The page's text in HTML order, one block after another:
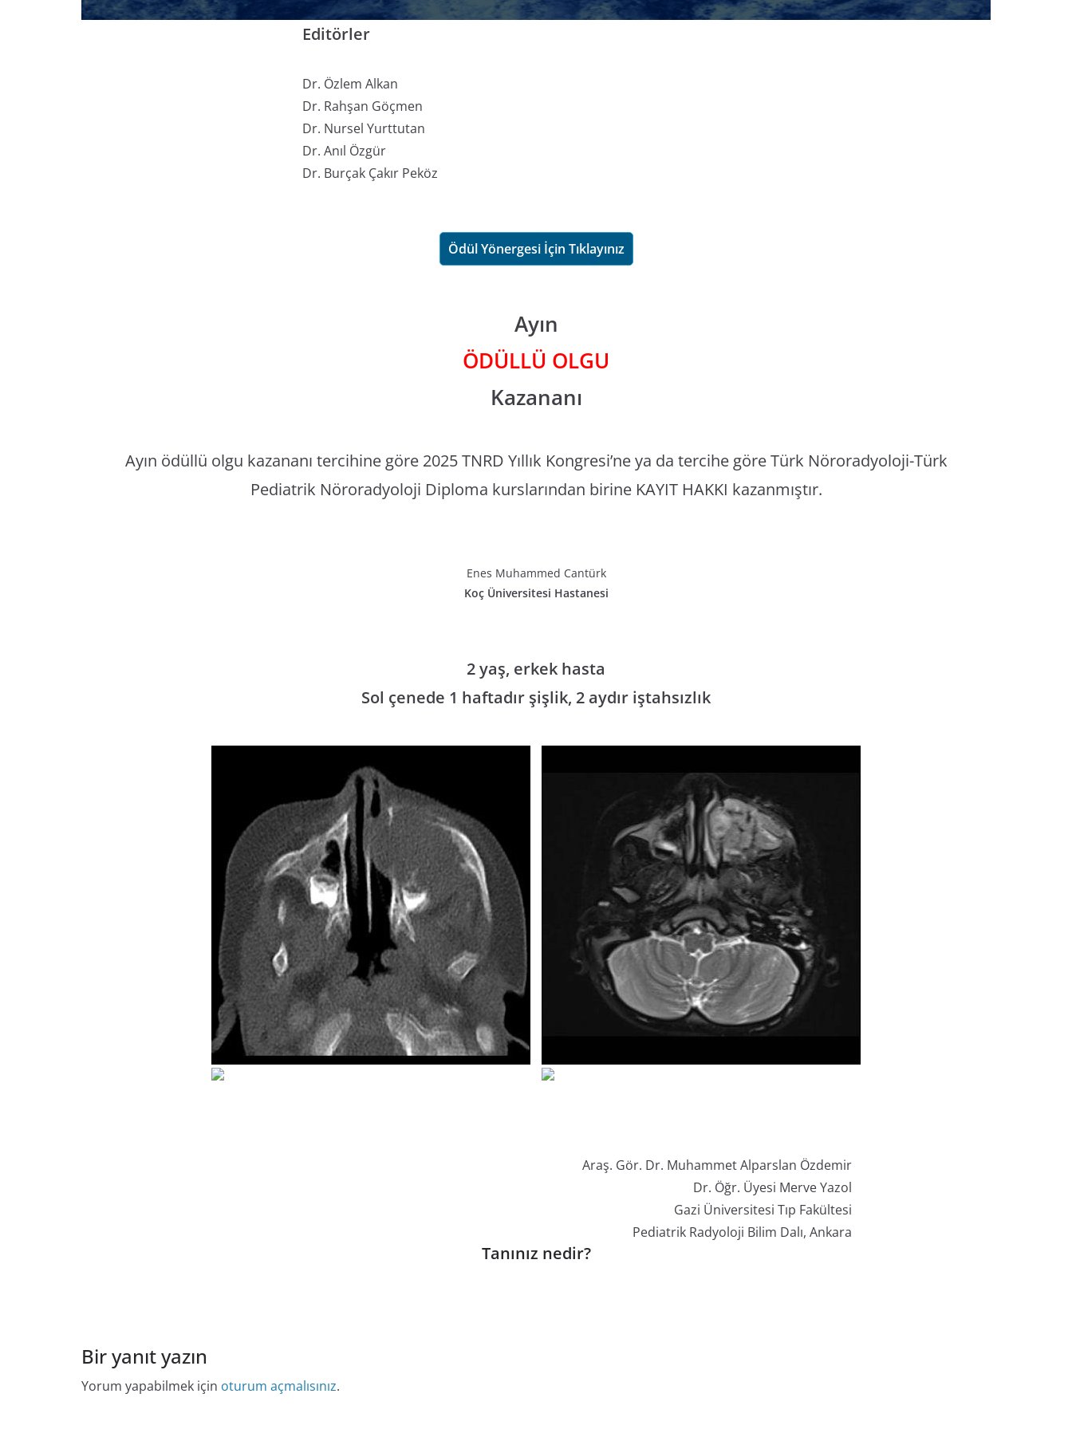
Editörler
Dr. Özlem Alkan
Dr. Rahşan Göçmen
Dr. Nursel Yurttutan
Dr. Anıl Özgür
Dr. Burçak Çakır Peköz
Ödül Yönergesi İçin Tıklayınız
Ayın
ÖDÜLLÜ OLGU
Kazananı
Ayın ödüllü olgu kazananı tercihine göre 2025 TNRD Yıllık Kongresi’ne ya da tercihe göre Türk Nöroradyoloji-Türk
Pediatrik Nöroradyoloji Diploma kurslarından birine KAYIT HAKKI kazanmıştır.
Enes Muhammed Cantürk
Koç Üniversitesi Hastanesi
2 yaş, erkek hasta
Sol çenede 1 haftadır şişlik, 2 aydır iştahsızlık
Araş. Gör. Dr. Muhammet Alparslan Özdemir
Dr. Öğr. Üyesi Merve Yazol
Gazi Üniversitesi Tıp Fakültesi
Pediatrik Radyoloji Bilim Dalı, Ankara
Tanınız nedir?
Bir yanıt yazın
Yorum yapabilmek için oturum açmalısınız.